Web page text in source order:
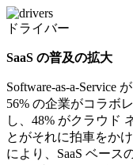
ドライバー
SaaS の普及の拡大
Software-as-a-Service
56% の企業がコラボ
し、48% がクラウド
とがそれに拍車をか
により、SaaS ベース